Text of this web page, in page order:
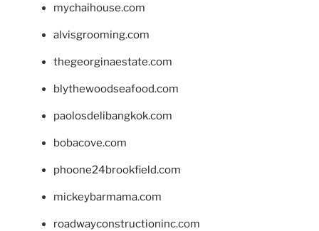
mychaihouse.com
alvisgrooming.com
thegeorginaestate.com
blythewoodseafood.com
paolosdelibangkok.com
bobacove.com
phoone24brookfield.com
mickeybarmama.com
roadwayconstructioninc.com